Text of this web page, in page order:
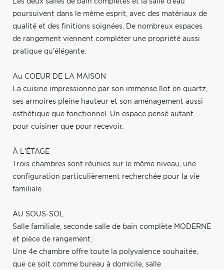
Les deux salles de bain complètes et la salle d'eau
poursuivent dans le même esprit, avec des matériaux de
qualité et des finitions soignées. De nombreux espaces
de rangement viennent compléter une propriété aussi
pratique qu'élégante.
Au COEUR DE LA MAISON
La cuisine impressionne par son immense îlot en quartz,
ses armoires pleine hauteur et son aménagement aussi
esthétique que fonctionnel. Un espace pensé autant
pour cuisiner que pour recevoir.
À L'ÉTAGE
Trois chambres sont réunies sur le même niveau, une
configuration particulièrement recherchée pour la vie
familiale.
AU SOUS-SOL
Salle familiale, seconde salle de bain complète MODERNE
et pièce de rangement.
Une 4e chambre offre toute la polyvalence souhaitée,
que ce soit comme bureau à domicile, salle